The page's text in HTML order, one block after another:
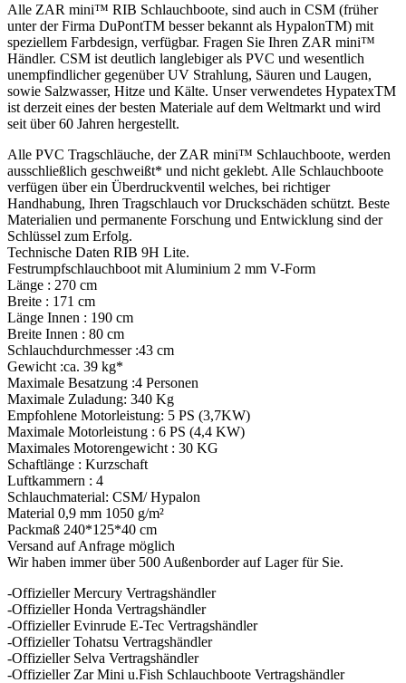
Alle ZAR mini™ RIB Schlauchboote, sind auch in CSM (früher
unter der Firma DuPontTM besser bekannt als HypalonTM) mit
speziellem Farbdesign, verfügbar. Fragen Sie Ihren ZAR mini™
Händler. CSM ist deutlich langlebiger als PVC und wesentlich
unempfindlicher gegenüber UV Strahlung, Säuren und Laugen,
sowie Salzwasser, Hitze und Kälte. Unser verwendetes HypatexTM
ist derzeit eines der besten Materiale auf dem Weltmarkt und wird
seit über 60 Jahren hergestellt.
Alle PVC Tragschläuche, der ZAR mini™ Schlauchboote, werden
ausschließlich geschweißt* und nicht geklebt. Alle Schlauchboote
verfügen über ein Überdruckventil welches, bei richtiger
Handhabung, Ihren Tragschlauch vor Druckschäden schützt. Beste
Materialien und permanente Forschung und Entwicklung sind der
Schlüssel zum Erfolg.
Technische Daten RIB 9H Lite.
Festrumpfschlauchboot mit Aluminium 2 mm V-Form
Länge : 270 cm
Breite : 171 cm
Länge Innen : 190 cm
Breite Innen : 80 cm
Schlauchdurchmesser :43 cm
Gewicht :ca. 39 kg*
Maximale Besatzung :4 Personen
Maximale Zuladung: 340 Kg
Empfohlene Motorleistung: 5 PS (3,7KW)
Maximale Motorleistung : 6 PS (4,4 KW)
Maximales Motorengewicht : 30 KG
Schaftlänge : Kurzschaft
Luftkammern : 4
Schlauchmaterial: CSM/ Hypalon
Material 0,9 mm 1050 g/m²
Packmaß 240*125*40 cm
Versand auf Anfrage möglich
Wir haben immer über 500 Außenborder auf Lager für Sie.
-Offizieller Mercury Vertragshändler
-Offizieller Honda Vertragshändler
-Offizieller Evinrude E-Tec Vertragshändler
-Offizieller Tohatsu Vertragshändler
-Offizieller Selva Vertragshändler
-Offizieller Zar Mini u.Fish Schlauchboote Vertragshändler